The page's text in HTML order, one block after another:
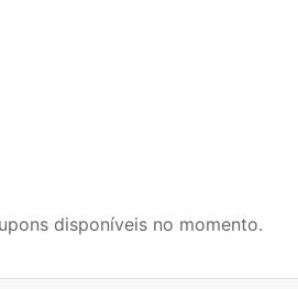
disponíveis no momento.